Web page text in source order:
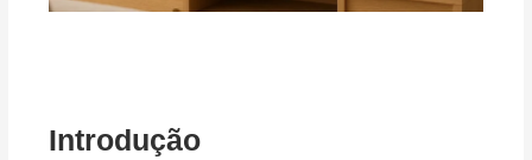
Introdução